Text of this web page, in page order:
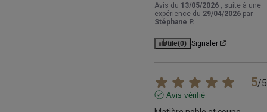
Avis du 13/05/2026 , suite à une
expérience du 29/04/2026 par
Stéphane P.
Utile(0) Signaler
5/5
Avis vérifié